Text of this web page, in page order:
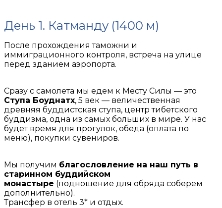
День 1. Катманду (1400 м)
После прохождения таможни и
иммиграционного контроля, встреча на улице
перед зданием аэропорта.
Сразу с самолета мы едем к Месту Силы — это
Ступа Боуднатх, 5 век — величественная
древняя буддистская ступа, центр тибетского
буддизма, одна из самых больших в мире. У нас
будет время для прогулок, обеда (оплата по
меню), покупки сувениров.
Мы получим благословление на наш путь в
старинном буддийском
монастыре (подношение для обряда соберем
дополнительно).
Трансфер в отель 3* и отдых.